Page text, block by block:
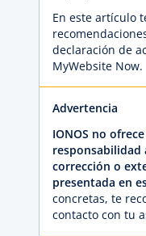
En este artículo
declaración de
MyWebsite Now.
Advertencia
IONOS no
responsabilidad
corrección o
presentada en
concretas, te
contacto con tu